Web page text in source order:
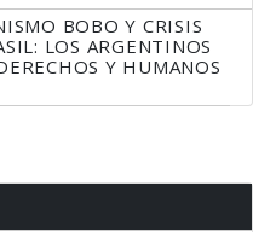
BOBO Y CRISIS
LOS ARGENTINOS
Y HUMANOS